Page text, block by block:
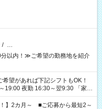
/ …
以内！≫ご希望の勤務地を紹介
夜勤 16:30～翌9:30 「家族
持って夕飯の準備がしたい」
など、ご希望を教えてください
！】2カ月～ ■ご応募から最短2～